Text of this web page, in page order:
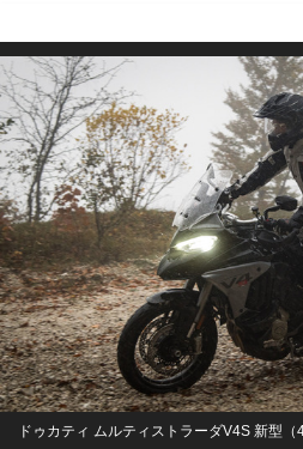
ドゥカティ ムルティストラーダV4S 新型（